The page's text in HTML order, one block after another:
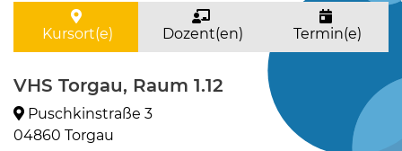
Kursort(e) Dozent(en) Termin(e)
VHS Torgau, Raum 1.12
Puschkinstraße 3
04860 Torgau